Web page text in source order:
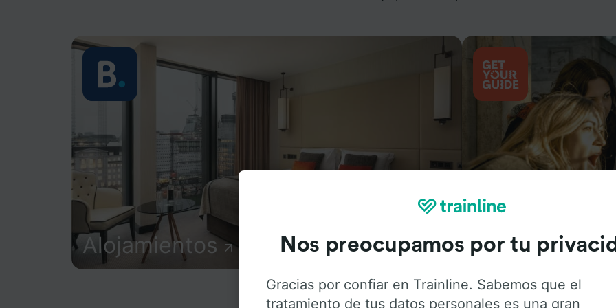
Alojamientos Actividades
Nos preocupamos por tu
Gracias por confiar en Trainline. Sabemos que el
tratamiento de tus datos personales es una gran